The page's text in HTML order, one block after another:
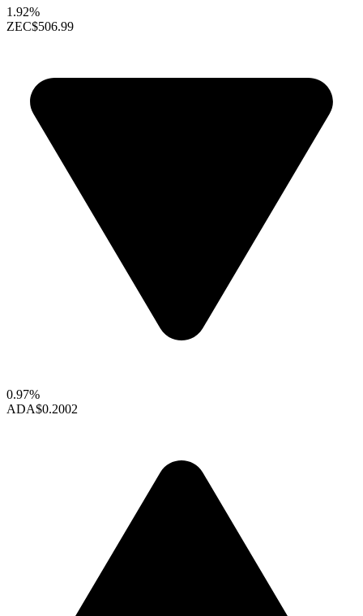
1.92%
ZEC$506.99
0.97%
ADA$0.2002